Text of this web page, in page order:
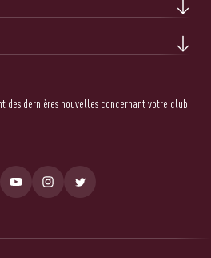
des dernières nouvelles concernant votre club.